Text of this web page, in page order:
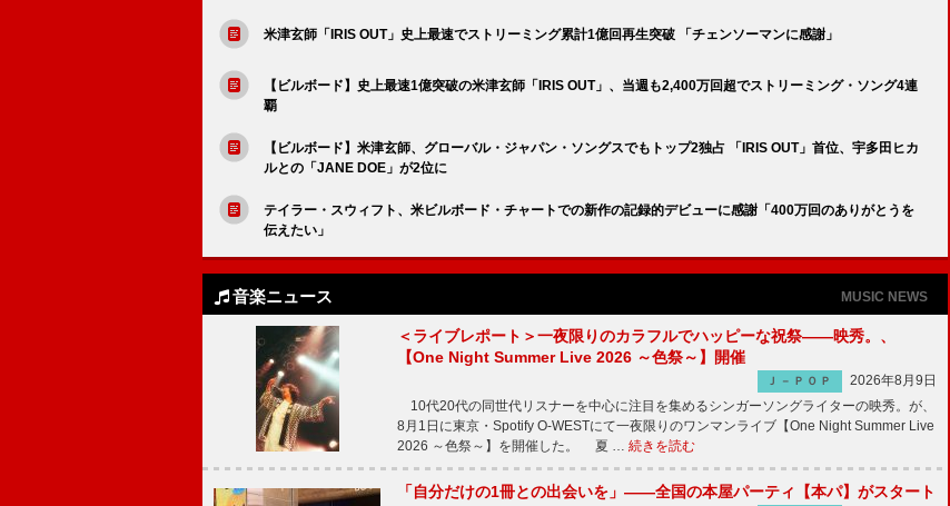
米津玄師「IRIS OUT」史上最速でストリーミング累計1億回再生突破 「チェンソーマンに感謝」
【ビルボード】史上最速1億突破の米津玄師「IRIS OUT」、当週も2,400万回超でストリーミング・ソング4連
覇
【ビルボード】米津玄師、グローバル・ジャパン・ソングスでもトップ2独占 「IRIS OUT」首位、宇多田ヒカ
ルとの「JANE DOE」が2位に
テイラー・スウィフト、米ビルボード・チャートでの新作の記録的デビューに感謝「400万回のありがとうを
伝えたい」
音楽ニュース MUSIC NEWS
＜ライブレポート＞一夜限りのカラフルでハッピーな祝祭――映秀。、
【One Night Summer Live 2026 ～色祭～】開催
Ｊ－ＰＯＰ
2026年8月9日
10代20代の同世代リスナーを中心に注目を集めるシンガーソングライターの映秀。が、
8月1日に東京・Spotify O-WESTにて一夜限りのワンマンライブ【One Night Summer Live
2026 ～色祭～】を開催した。 夏 … 続きを読む
「自分だけの1冊との出会いを」――全国の本屋パーティ【本パ】がスタート